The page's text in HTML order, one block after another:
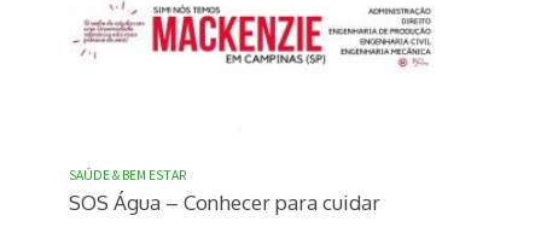
SAÚDE & BEM ESTAR
SOS Água – Conhecer para cuidar